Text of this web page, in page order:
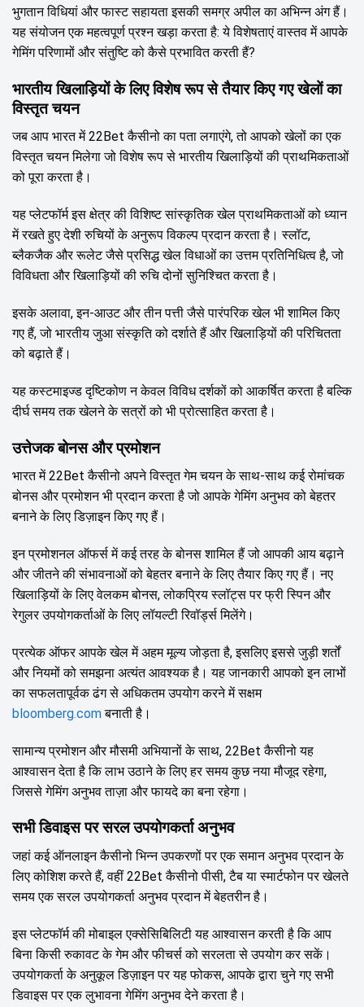
भुगतान विधियां और फास्ट सहायता इसकी समग्र अपील का अभिन्न अंग हैं।
यह संयोजन एक महत्वपूर्ण प्रश्न खड़ा करता है: ये विशेषताएं वास्तव में आपके
गेमिंग परिणामों और संतुष्टि को कैसे प्रभावित करती हैं?
भारतीय खिलाड़ियों के लिए विशेष रूप से तैयार किए गए खेलों का
विस्तृत चयन
जब आप भारत में 22Bet कैसीनो का पता लगाएंगे, तो आपको खेलों का एक
विस्तृत चयन मिलेगा जो विशेष रूप से भारतीय खिलाड़ियों की प्राथमिकताओं
को पूरा करता है।
यह प्लेटफॉर्म इस क्षेत्र की विशिष्ट सांस्कृतिक खेल प्राथमिकताओं को ध्यान
में रखते हुए देशी रुचियों के अनुरूप विकल्प प्रदान करता है। स्लॉट,
ब्लैकजैक और रूलेट जैसे प्रसिद्ध खेल विधाओं का उत्तम प्रतिनिधित्व है, जो
विविधता और खिलाड़ियों की रुचि दोनों सुनिश्चित करता है।
इसके अलावा, इन-आउट और तीन पत्ती जैसे पारंपरिक खेल भी शामिल किए
गए हैं, जो भारतीय जुआ संस्कृति को दर्शाते हैं और खिलाड़ियों की परिचितता
को बढ़ाते हैं।
यह कस्टमाइज्ड दृष्टिकोण न केवल विविध दर्शकों को आकर्षित करता है बल्कि
दीर्घ समय तक खेलने के सत्रों को भी प्रोत्साहित करता है।
उत्तेजक बोनस और प्रमोशन
भारत में 22Bet कैसीनो अपने विस्तृत गेम चयन के साथ-साथ कई रोमांचक
बोनस और प्रमोशन भी प्रदान करता है जो आपके गेमिंग अनुभव को बेहतर
बनाने के लिए डिज़ाइन किए गए हैं।
इन प्रमोशनल ऑफर्स में कई तरह के बोनस शामिल हैं जो आपकी आय बढ़ाने
और जीतने की संभावनाओं को बेहतर बनाने के लिए तैयार किए गए हैं। नए
खिलाड़ियों के लिए वेलकम बोनस, लोकप्रिय स्लॉट्स पर फ्री स्पिन और
रेगुलर उपयोगकर्ताओं के लिए लॉयल्टी रिवॉर्ड्स मिलेंगे।
प्रत्येक ऑफर आपके खेल में अहम मूल्य जोड़ता है, इसलिए इससे जुड़ी शर्तों
और नियमों को समझना अत्यंत आवश्यक है। यह जानकारी आपको इन लाभों
का सफलतापूर्वक ढंग से अधिकतम उपयोग करने में सक्षम
bloomberg.comबनाती है।
सामान्य प्रमोशन और मौसमी अभियानों के साथ, 22Bet कैसीनो यह
आश्वासन देता है कि लाभ उठाने के लिए हर समय कुछ नया मौजूद रहेगा,
जिससे गेमिंग अनुभव ताज़ा और फायदे का बना रहेगा।
सभी डिवाइस पर सरल उपयोगकर्ता अनुभव
जहां कई ऑनलाइन कैसीनो भिन्न उपकरणों पर एक समान अनुभव प्रदान के
लिए कोशिश करते हैं, वहीं 22Bet कैसीनो पीसी, टैब या स्मार्टफोन पर खेलते
समय एक सरल उपयोगकर्ता अनुभव प्रदान में बेहतरीन है।
इस प्लेटफॉर्म की मोबाइल एक्सेसिबिलिटी यह आश्वासन करती है कि आप
बिना किसी रुकावट के गेम और फीचर्स को सरलता से उपयोग कर सकें।
उपयोगकर्ता के अनुकूल डिज़ाइन पर यह फोकस, आपके द्वारा चुने गए सभी
डिवाइस पर एक लुभावना गेमिंग अनुभव देने करता है।